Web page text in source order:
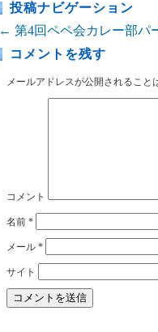
投稿ナビゲーション
← 第4回ペペ会カレー部パ
コメントを残す
メールアドレスが公開されること
コメント
名前 *
メール *
サイト